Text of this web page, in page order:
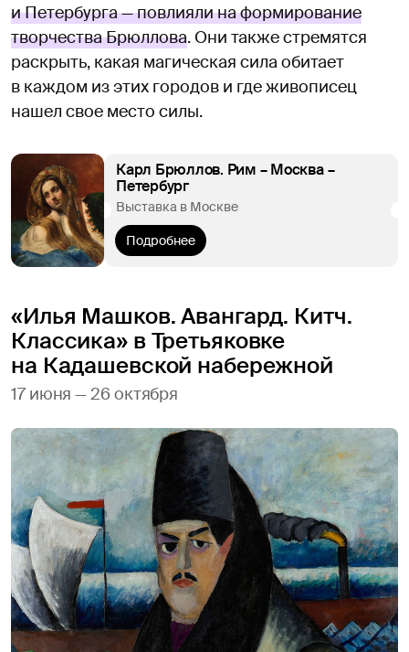
и Петербурга — повлияли на формирование
творчества Брюллова. Они также стремятся
раскрыть, какая магическая сила обитает
в каждом из этих городов и где живописец
нашел свое место силы.
Карл Брюллов. Рим – Москва –
Петербург
Выставка в Москве
Подробнее
«Илья Машков. Авангард. Китч.
Классика» в Третьяковке
на Кадашевской набережной
17 июня — 26 октября